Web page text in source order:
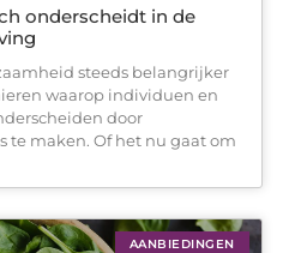
onderscheidt in de
steeds belangrijker
waarop individuen en
door
te maken. Of het nu gaat om
AANBIEDINGEN